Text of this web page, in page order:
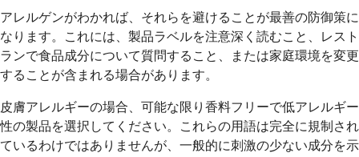
アレルゲンがわかれば、それらを避けることが最善の防御策に
なります。これには、製品ラベルを注意深く読むこと、レスト
ランで食品成分について質問すること、または家庭環境を変更
することが含まれる場合があります。
皮膚アレルギーの場合、可能な限り香料フリーで低アレルギー
性の製品を選択してください。これらの用語は完全に規制され
ているわけではありませんが、一般的に刺激の少ない成分を示